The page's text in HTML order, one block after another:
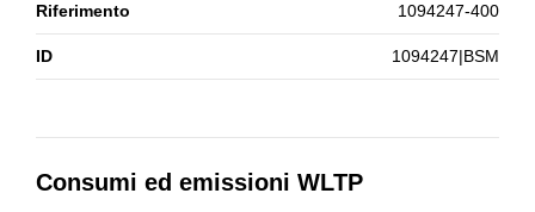
Riferimento 1094247-400
ID 1094247|BSM
Consumi ed emissioni WLTP